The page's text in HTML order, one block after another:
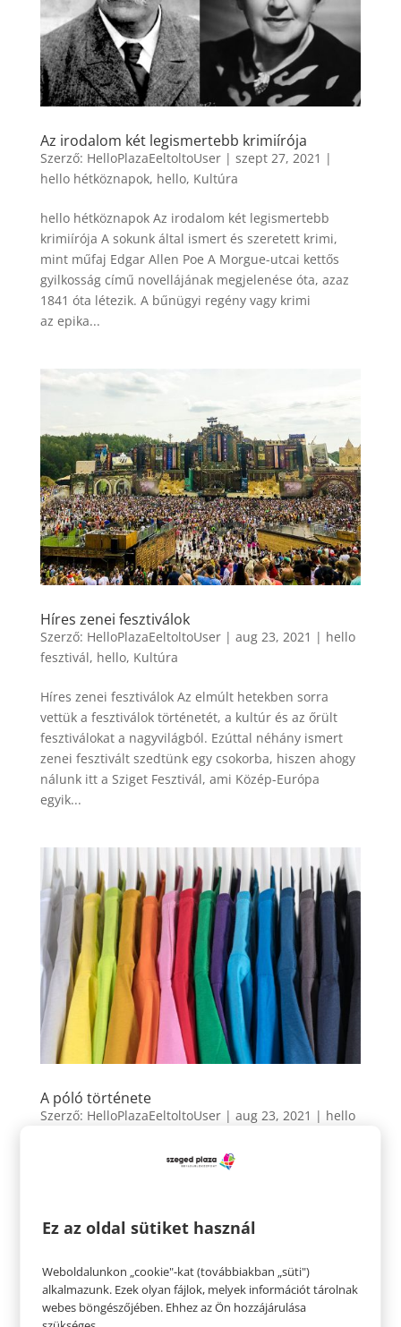
Az irodalom két legismertebb krimiírója
Szerző: HelloPlazaEeltoltoUser| szept 27, 2021 |
hello hétköznapok, hello, Kultúra
hello hétköznapok Az irodalom két legismertebb
krimiírója A sokunk által ismert és szeretett krimi,
mint műfaj Edgar Allen Poe A Morgue-utcai kettős
gyilkosság című novellájának megjelenése óta, azaz
1841 óta létezik. A bűnügyi regény vagy krimi
az epika...
Híres zenei fesztiválok
Szerző: HelloPlazaEeltoltoUser| aug 23, 2021 | hello
fesztivál, hello, Kultúra
Híres zenei fesztiválok Az elmúlt hetekben sorra
vettük a fesztiválok történetét, a kultúr és az őrült
fesztiválokat a nagyvilágból. Ezúttal néhány ismert
zenei fesztivált szedtünk egy csokorba, hiszen ahogy
nálunk itt a Sziget Fesztivál, ami Közép-Európa
egyik...
A póló története
Szerző: HelloPlazaEeltoltoUser| aug 23, 2021 | hello
A póló története A fesztiválok, de a mindennapjaink
vagy mintás változatban hordjuk minden alkalomra,
viselet....
Ez az oldal sütiket használ
Weboldalunkon „cookie"-kat (továbbiakban „süti")
alkalmazunk. Ezek olyan fájlok, melyek információt tárolnak
webes böngészőjében. Ehhez az Ön hozzájárulása